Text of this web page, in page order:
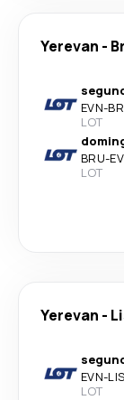
Yerevan -
EVN-
LOT
BRU-
LOT
Yerevan -
EVN-LIS
LOT